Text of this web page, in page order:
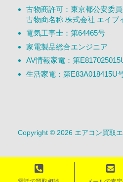
古物商許可：東京都公安委
古物商名称 株式会社 エイブ
電気工事士：第64465号
家電製品総合エンジニア
AV情報家電：第
生活家電：第E83A018415U
Copyright © 2026 エアコン買取